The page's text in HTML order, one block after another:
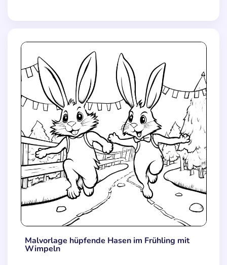
Malvorlage hüpfende Hasen im Frühling mit
Wimpeln